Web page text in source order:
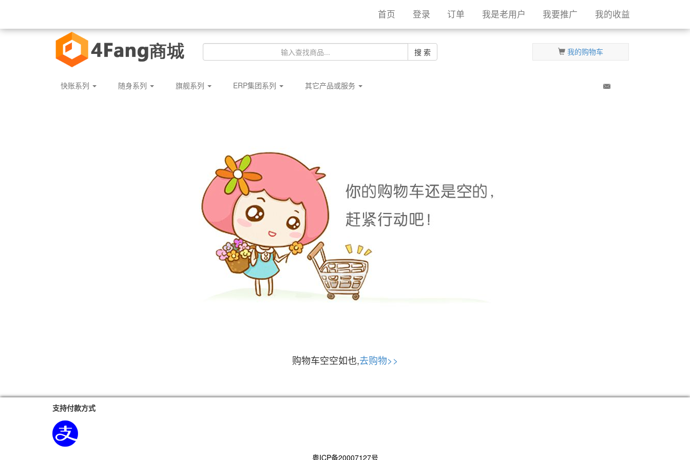
首页 登录 订单 我是老用户 我要推广 我的收益
搜 索 我的购物车
快账系列 随身系列 旗舰系列 ERP集团系列 其它产品或服务 
购物车空空如也,去购物>>
支持付款方式

粤ICP备20007127号